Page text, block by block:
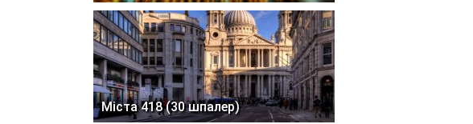
Міста 418 (30 шпалер)